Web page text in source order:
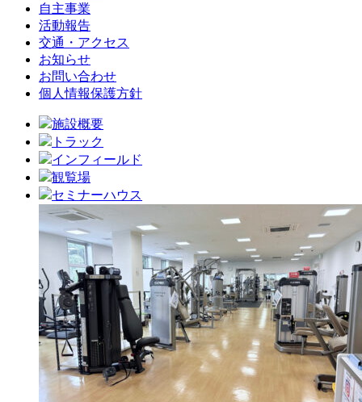
自主事業
活動報告
交通・アクセス
お知らせ
お問い合わせ
個人情報保護方針
施設概要
トラック
インフィールド
観覧場
セミナーハウス